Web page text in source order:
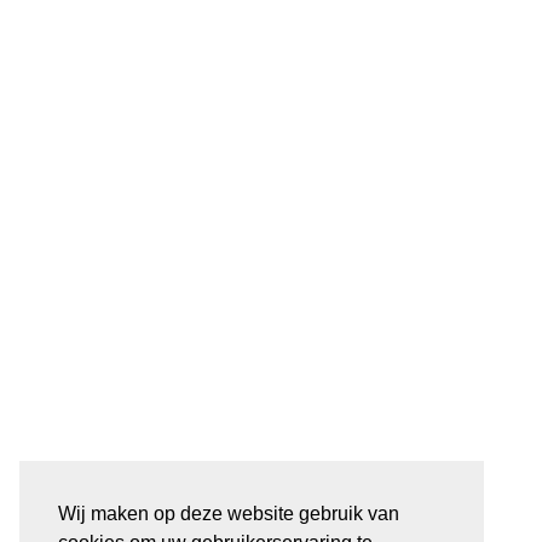
Wij maken op deze website gebruik van